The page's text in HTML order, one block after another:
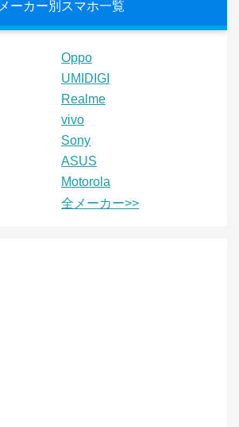
メーカー別スマホ一覧
Oppo
UMIDIGI
Realme
vivo
Sony
ASUS
Motorola
全メーカー>>